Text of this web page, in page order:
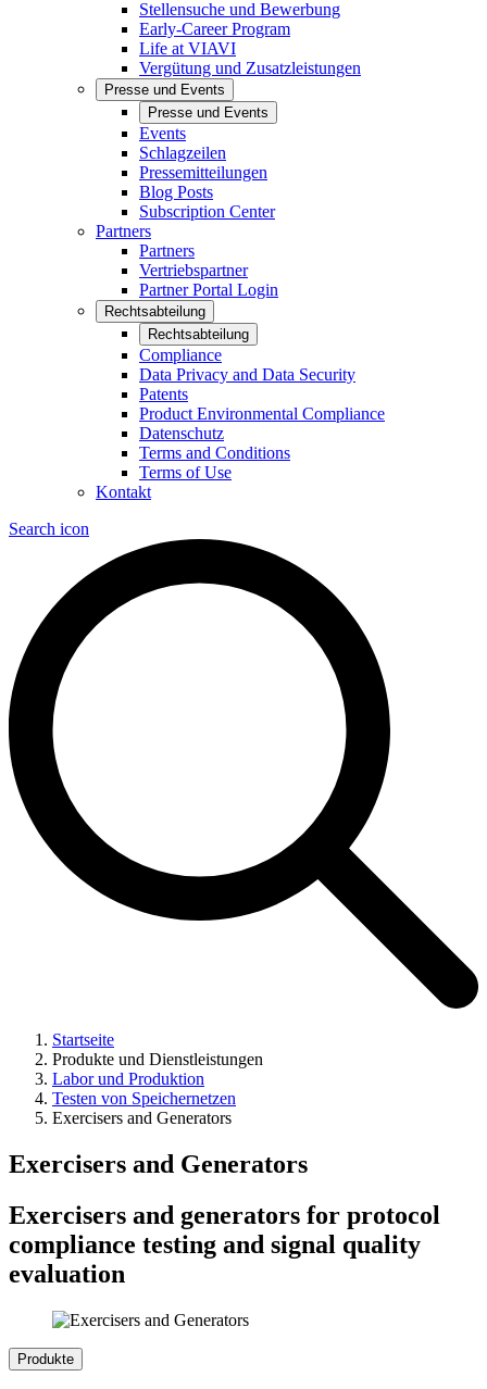
Stellensuche und Bewerbung
Early-Career Program
Life at VIAVI
Vergütung und Zusatzleistungen
Presse und Events
Presse und Events
Events
Schlagzeilen
Pressemitteilungen
Blog Posts
Subscription Center
Partners
Partners
Vertriebspartner
Partner Portal Login
Rechtsabteilung
Rechtsabteilung
Compliance
Data Privacy and Data Security
Patents
Product Environmental Compliance
Datenschutz
Terms and Conditions
Terms of Use
Kontakt
Search icon
Startseite
Produkte und Dienstleistungen
Labor und Produktion
Testen von Speichernetzen
Exercisers and Generators
Exercisers and Generators
Exercisers and generators for protocol
compliance testing and signal quality
evaluation
Produkte